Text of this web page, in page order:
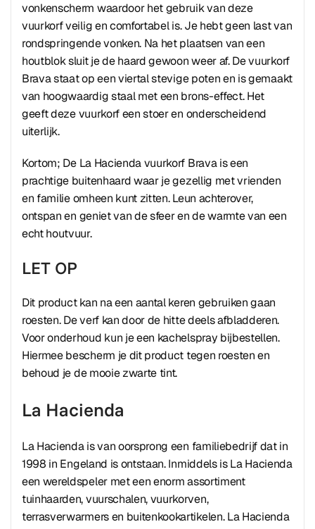
vonkenscherm waardoor het gebruik van deze
vuurkorf veilig en comfortabel is. Je hebt geen last van
rondspringende vonken. Na het plaatsen van een
houtblok sluit je de haard gewoon weer af. De vuurkorf
Brava staat op een viertal stevige poten en is gemaakt
van hoogwaardig staal met een brons-effect. Het
geeft deze vuurkorf een stoer en onderscheidend
uiterlijk.
Kortom; De La Hacienda vuurkorf Brava is een
prachtige buitenhaard waar je gezellig met vrienden
en familie omheen kunt zitten. Leun achterover,
ontspan en geniet van de sfeer en de warmte van een
echt houtvuur.
LET OP
Dit product kan na een aantal keren gebruiken gaan
roesten. De verf kan door de hitte deels afbladderen.
Voor onderhoud kun je een kachelspray bijbestellen.
Hiermee bescherm je dit product tegen roesten en
behoud je de mooie zwarte tint.
La Hacienda
La Hacienda is van oorsprong een familiebedrijf dat in
1998 in Engeland is ontstaan. Inmiddels is La Hacienda
een wereldspeler met een enorm assortiment
tuinhaarden, vuurschalen, vuurkorven,
terrasverwarmers en buitenkookartikelen. La Hacienda